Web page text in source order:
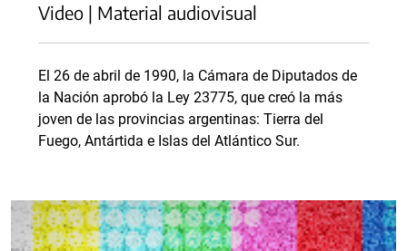
Video | Material audiovisual
El 26 de abril de 1990, la Cámara de Diputados de
la Nación aprobó la Ley 23775, que creó la más
joven de las provincias argentinas: Tierra del
Fuego, Antártida e Islas del Atlántico Sur.